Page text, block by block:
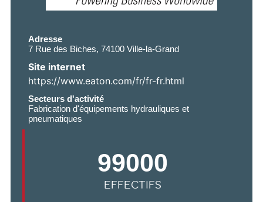
Adresse
7 Rue des Biches, 74100 Ville-la-Grand
Site internet
https://www.eaton.com/fr/fr-fr.html
Secteurs d'activité
Fabrication d'équipements hydrauliques et
pneumatiques
EFFECTIFS
99000